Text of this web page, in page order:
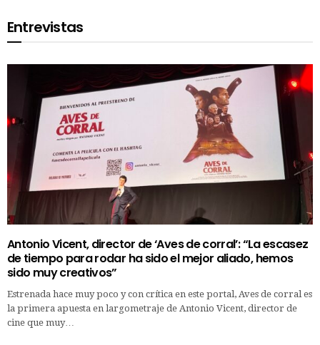
Entrevistas
Antonio Vicent, director de ‘Aves de corral’: “La escasez
de tiempo para rodar ha sido el mejor aliado, hemos
sido muy creativos”
Estrenada hace muy poco y con crítica en este portal, Aves de corral es
la primera apuesta en largometraje de Antonio Vicent, director de
cine que muy…